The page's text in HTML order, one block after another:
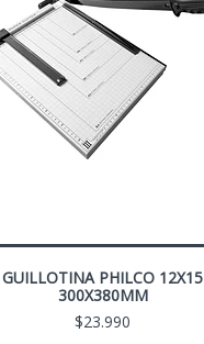
GUILLOTINA PHILCO 12X15
300X380MM
$23.990